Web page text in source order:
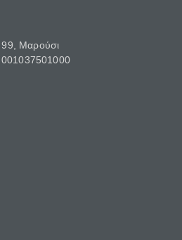
Μαρούσι